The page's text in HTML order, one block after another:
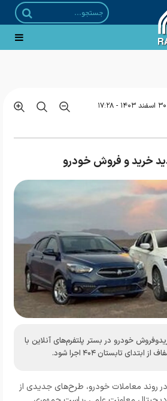
۳۰ اسفند ۱۴۰۳ - ۱۷:۲۸
خرید و فروش خودرو
خودرو در بستر پلتفرم‌های آنلاین با
تابستان ۴۰۴ اجرا شود.
روند معاملات خودرو، طرح‌های جدیدی از